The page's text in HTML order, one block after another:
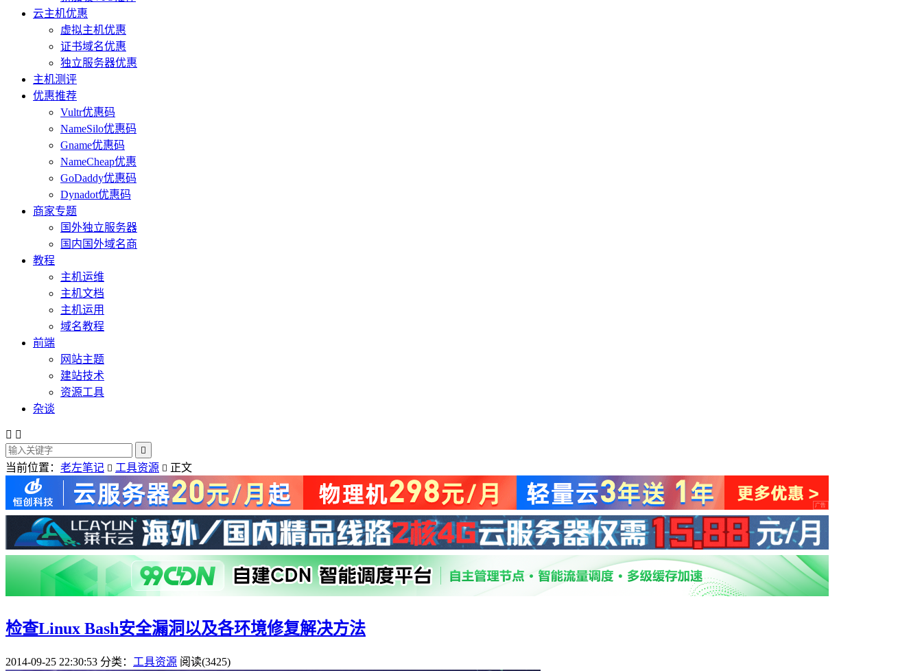
云主机优惠
虚拟主机优惠
证书域名优惠
独立服务器优惠
主机测评
优惠推荐
Vultr优惠码
NameSilo优惠码
Gname优惠码
NameCheap优惠
GoDaddy优惠码
Dynadot优惠码
商家专题
国外独立服务器
国内国外域名商
教程
主机运维
主机文档
主机运用
域名教程
前端
网站主题
建站技术
资源工具
杂谈
 

当前位置： 老左笔记  工具资源  正文
检查Linux Bash安全漏洞以及各环境修复解决方法
2014-09-25 22:30:53 分类： 工具资源 阅读(3425)